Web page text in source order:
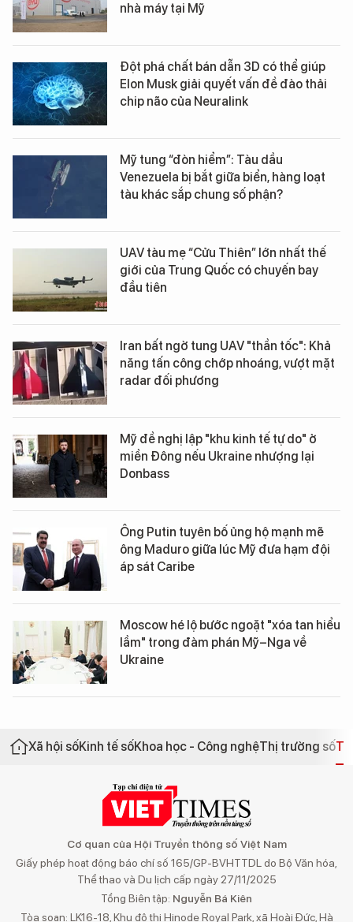
nhà máy tại Mỹ
Đột phá chất bán dẫn 3D có thể giúp
Elon Musk giải quyết vấn đề đào thải
chip não của Neuralink
Mỹ tung “đòn hiểm”: Tàu dầu
Venezuela bị bắt giữa biển, hàng loạt
tàu khác sắp chung số phận?
UAV tàu mẹ “Cửu Thiên” lớn nhất thế
giới của Trung Quốc có chuyến bay
đầu tiên
Iran bất ngờ tung UAV "thần tốc": Khả
năng tấn công chớp nhoáng, vượt mặt
radar đối phương
Mỹ đề nghị lập "khu kinh tế tự do" ở
miền Đông nếu Ukraine nhượng lại
Donbass
Ông Putin tuyên bố ủng hộ mạnh mẽ
ông Maduro giữa lúc Mỹ đưa hạm đội
áp sát Caribe
Moscow hé lộ bước ngoặt "xóa tan hiểu
lầm" trong đàm phán Mỹ–Nga về
Ukraine
Xã hội sốKinh tế sốKhoa học - Công nghệThị trường số
Cơ quan của Hội Truyền thông số Việt Nam
Giấy phép hoạt động báo chí số 165/GP-BVHTTDL do Bộ Văn hóa,
Thể thao và Du lịch cấp ngày 27/11/2025
Tổng Biên tập: Nguyễn Bá Kiên
Tòa soạn: LK16-18, Khu đô thị Hinode Royal Park, xã Hoài Đức, Hà